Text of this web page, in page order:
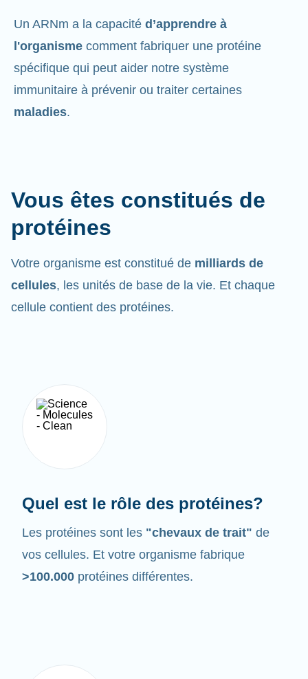
Un ARNm a la capacité d’apprendre à
l'organisme comment fabriquer une protéine
spécifique qui peut aider notre système
immunitaire à prévenir ou traiter certaines
maladies.
Vous êtes constitués de
protéines
Votre organisme est constitué de milliards de
cellules, les unités de base de la vie. Et chaque
cellule contient des protéines.
Quel est le rôle des protéines?
Les protéines sont les "chevaux de trait" de
vos cellules. Et votre organisme fabrique
>100.000 protéines différentes.